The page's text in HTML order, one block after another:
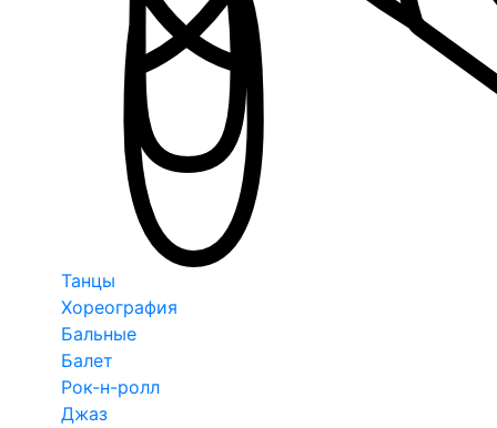
Танцы
Хореография
Бальные
Балет
Рок-н-ролл
Джаз